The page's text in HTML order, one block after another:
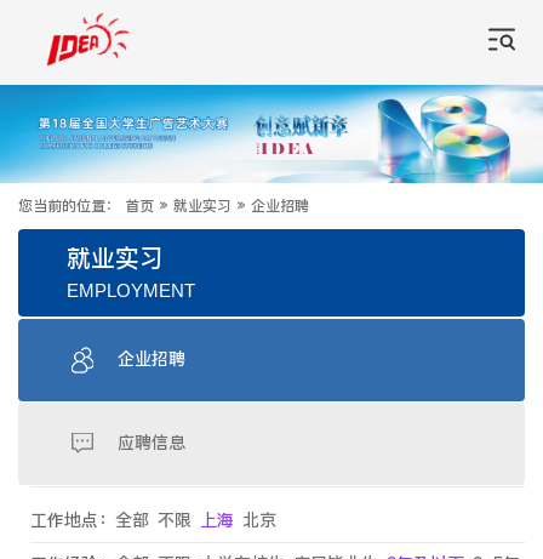
您当前的位置： 首页 » 就业实习 » 企业招聘
就业实习
EMPLOYMENT
企业招聘
应聘信息
工作地点： 全部 不限 上海 北京